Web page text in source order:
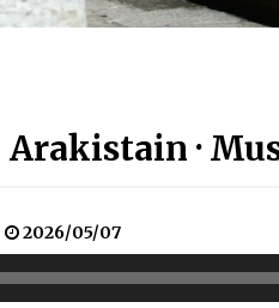
Hala Bedi irratiko Hizpidea
·
2026/05/07